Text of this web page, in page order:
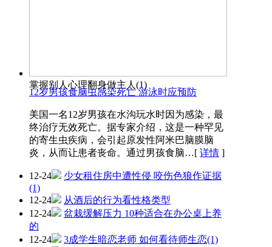
掌握别人心理翻身做主人(1)
12岁男孩食脑虫感染死亡 游泳时应预防
美国一名12岁男孩在水沟玩水时因为感染，最
终治疗无效死亡。据专家介绍，这是一种罕见
的寄生虫疾病，会引起原发性阿米巴脑膜脑
炎，从而让患者丧命。通过男孩食脑…[ 详情 ]
12-24
少女租住房中遭性侵 咬伤色狼作证据
(1)
12-24
从酒后的行为看性格类型
12-24
盆栽缓解压力 10种适合在办公桌上养
的
12-24
3成学生暗恋老师 如何看待师生恋(1)